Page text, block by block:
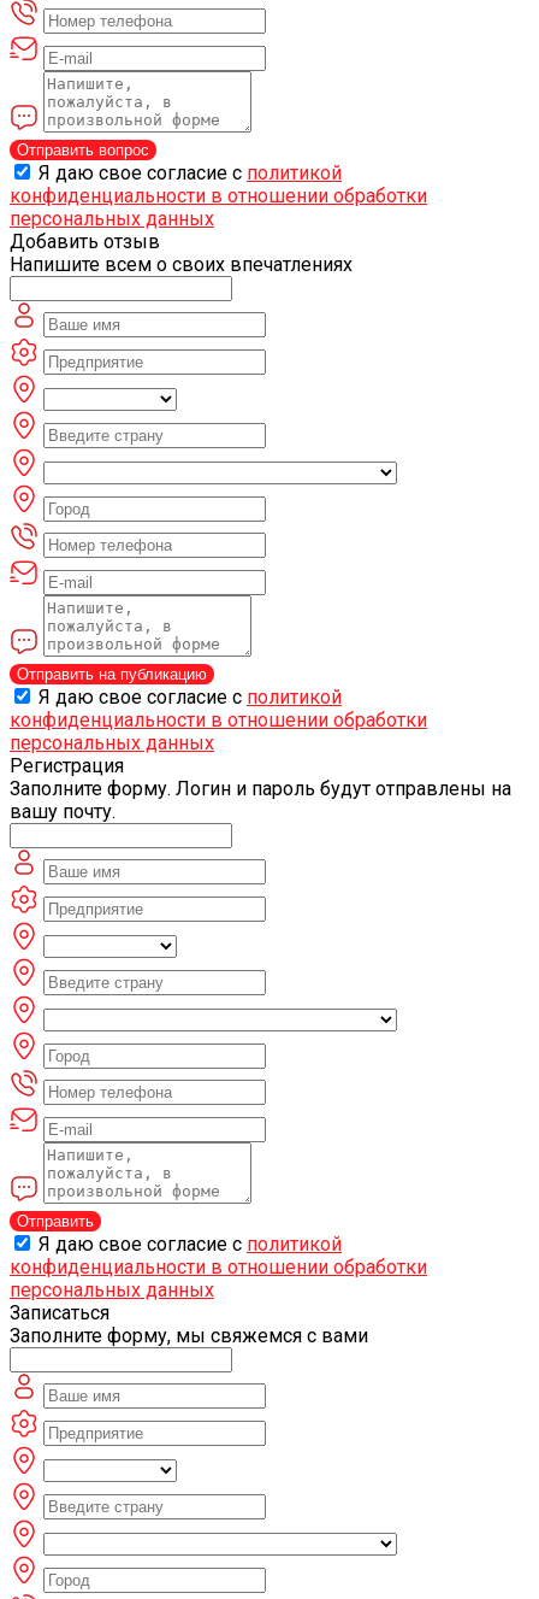
Отправить вопрос
Я даю свое согласие с политикой
конфиденциальности в отношении обработки
персональных данных
Добавить отзыв
Напишите всем о своих впечатлениях
Отправить на публикацию
Я даю свое согласие с политикой
конфиденциальности в отношении обработки
персональных данных
Регистрация
Заполните форму. Логин и пароль будут отправлены на
вашу почту.
Отправить
Я даю свое согласие с политикой
конфиденциальности в отношении обработки
персональных данных
Записаться
Заполните форму, мы свяжемся с вами